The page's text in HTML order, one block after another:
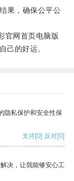
果，确保公平公
网首页电脑版
己的好运。
隐私保护和安全性保
支持[0] 反对[0]
决，让我能够安心工